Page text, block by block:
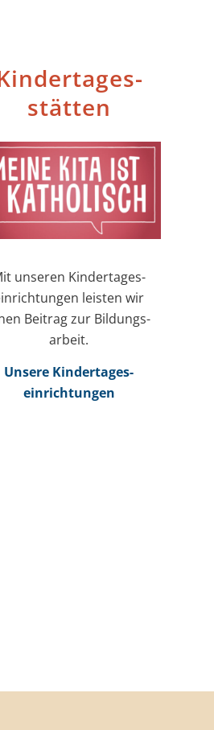
stätten
unseren Kinder­tages­
leisten wir
Beitrag zur Bildungs­
arbeit.
Unsere Kinder­tages­
einrichtungen